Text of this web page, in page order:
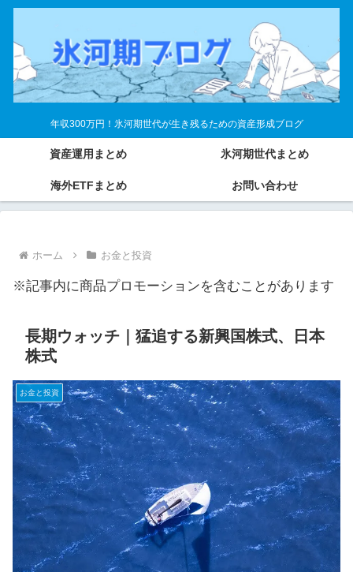
年収300万円！氷河期世代が生き残るための資産形成ブログ
資産運用まとめ 氷河期世代まとめ
海外ETFまとめ お問い合わせ
ホーム お金と投資
※記事内に商品プロモーションを含むことがあります
長期ウォッチ｜猛追する新興国株式、日本
株式
お金と投資